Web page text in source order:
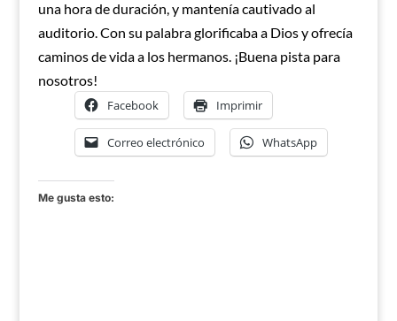
una hora de duración, y mantenía cautivado al
auditorio. Con su palabra glorificaba a Dios y ofrecía
caminos de vida a los hermanos. ¡Buena pista para
nosotros!
Facebook Imprimir
Correo electrónico WhatsApp
Me gusta esto: